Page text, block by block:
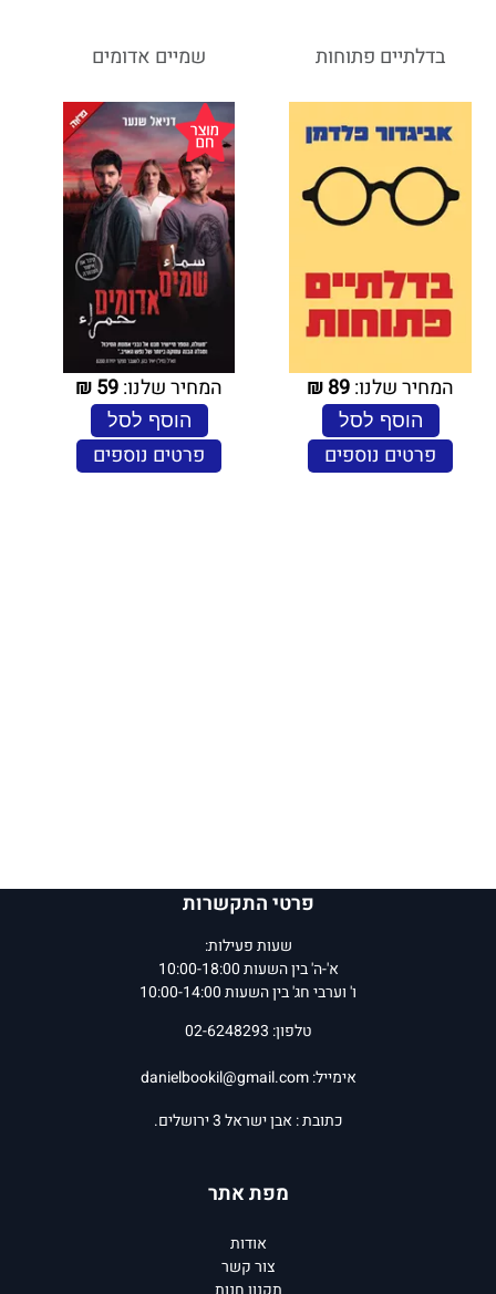
בדלתיים פתוחות
המחיר שלנו:89
₪
הוסף לסל
פרטים נוספים
שמיים אדומים
המחיר שלנו:59
₪
הוסף לסל
פרטים נוספים
פרטי התקשרות
שעות פעילות:
א'-ה' בין השעות 10:00-18:00
ו' וערבי חג' בין השעות 10:00-14:00
טלפון: 02-6248293
אימייל:danielbookil@gmail.com
כתובת : אבן ישראל 3 ירושלים.
מפת אתר
אודות
צור קשר